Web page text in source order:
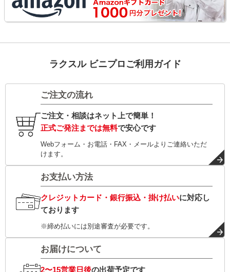
ラクスル ビニプロご利用ガイド
ご注文の流れ
ご注文・相談はネット上で簡単！
正式ご発注までは無料で安心です
Webフォーム・お電話・FAX・メールよりご連絡いただ
けます。
お支払い方法
クレジットカード・銀行振込・掛け払いに対応し
ております
※締め払いには別途審査が必要です。
お届けについて
2〜15営業日後の出荷予定です